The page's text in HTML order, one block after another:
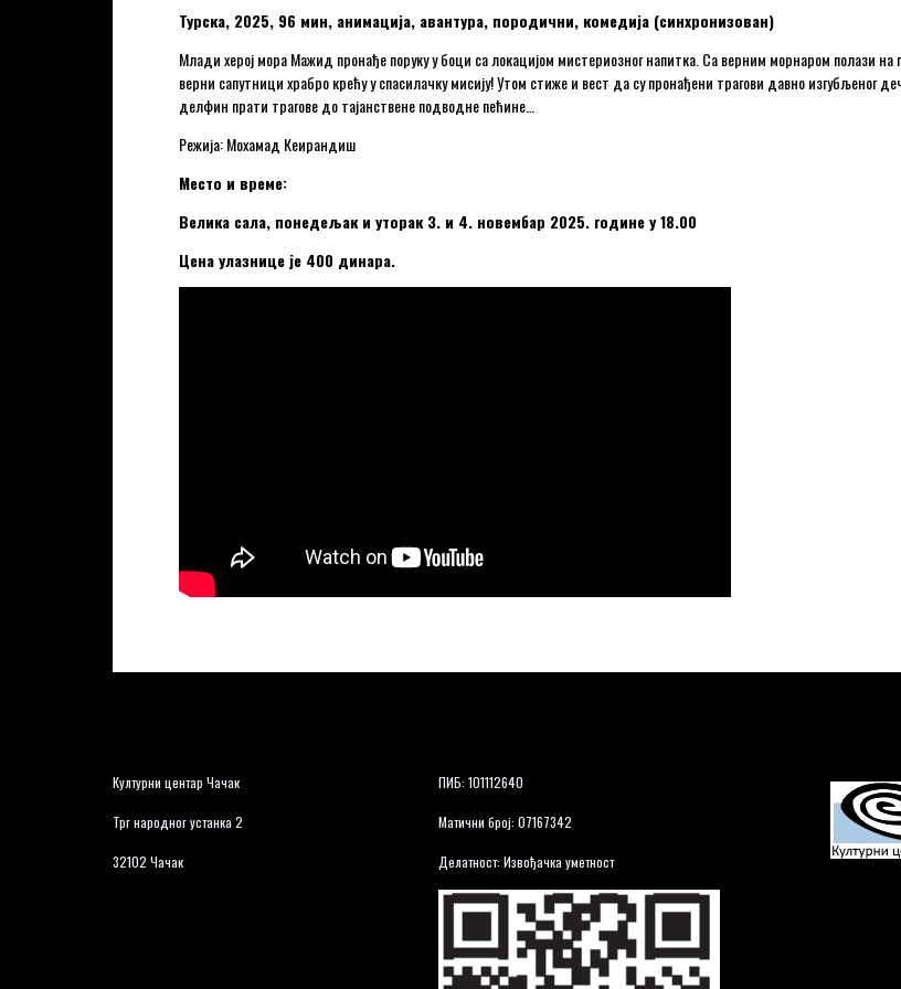
Турска, 2025, 96 мин, анимација, авантура, породични, комедија (синхронизован)
Млади херој мора Мажид пронађе поруку у боци са локацијом мистериозног напитка. Са верним морнаром полази
верни сапутници храбро крећу у спасилачку мисију! Утом стиже и вест да су пронађени трагови давно изгубљеног
делфин прати трагове до тајанствене подводне пећине…
Режија: Мохамад Кеирандиш
Место и време:
Велика сала, понедељак и уторак 3. и 4. новембар 2025. године у 18.00
Цена улазнице је 400 динара.
Културни центар Чачак
Трг народног устанка 2
32102 Чачак
ПИБ: 101112640
Матични број: 07167342
Делатност: Извођачка уметност